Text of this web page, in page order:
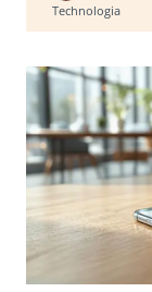
Technologia